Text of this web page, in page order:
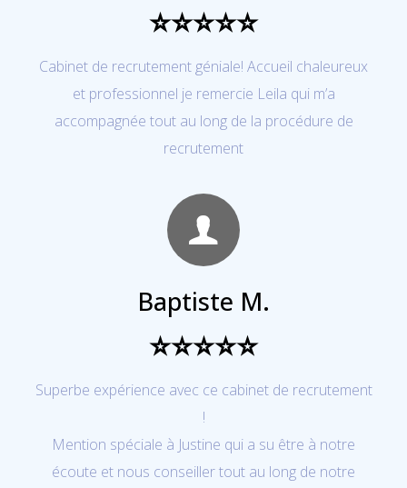
⭐⭐⭐⭐⭐
Cabinet de recrutement géniale! Accueil chaleureux
et professionnel je remercie Leila qui m’a
accompagnée tout au long de la procédure de
recrutement
Baptiste M.
⭐⭐⭐⭐⭐
Superbe expérience avec ce cabinet de recrutement
!
Mention spéciale à Justine qui a su être à notre
écoute et nous conseiller tout au long de notre